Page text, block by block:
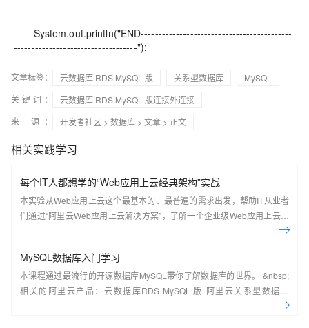
System.out.println("END-------------------------------------------
-----------------------------------");
文章标签： 云数据库 RDS MySQL 版 关系型数据库
MySQL
关键词：
云数据库 RDS MySQL 版连接外连接
来 源：
开发者社区 > 数据库 > 文章 > 正文
相关实践学习
每个IT人都想学的“Web应用上云经典架构”实战
本实验从Web应用上云这个最基本的、最普遍的需求出发，帮助IT从业者
们通过“阿里云Web应用上云解决方案”，了解一个企业级Web应用上云的
MySQL数据库入门学习
本课程通过最流行的开源数据库MySQL带你了解数据库的世界。 &nbsp;
相关的阿里云产品：云数据库RDS MySQL 版 阿里云关系型数据库
RDS（Relational Database Service）是一种稳定可靠、可弹性伸缩的在